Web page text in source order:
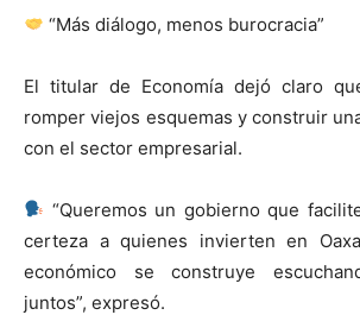
“Más diálogo, menos burocracia”
El titular de Economía dejó claro
romper viejos esquemas y construir
con el sector empresarial.
“Queremos un gobierno que
certeza a quienes invierten en
económico se construye
juntos”, expresó.